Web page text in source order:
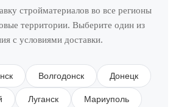
стройматериалов во все регионы
территории. Выберите один из
с условиями доставки.
Волгодонск Донецк
Луганск Мариуполь